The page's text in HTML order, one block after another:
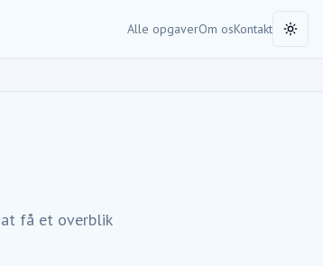
Alle opgaverOm osKontakt
få et overblik